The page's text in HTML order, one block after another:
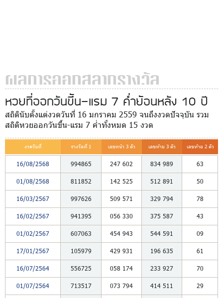
ผลการออกสลากรางวัล
หวยที่ออกวันขึ้น-แรม 7 ค่ำย้อนหลัง 10 ปี
สถิตินับตั้งแต่งวดวันที่ 16 มกราคม 2559 จนถึงงวดปัจจุบัน รวม
สถิติหวยออกวันขึ้น-แรม 7 ค่ำทั้งหมด 15 งวด
งวดวันที่ รางวัลที่ 1 เลขหน้า 3 ตัว เลขท้าย 3 ตัว เลขท้าย 2 ตัว
16/08/2568 994865 247 602 834 989 63
01/08/2568 811852 142 525 512 891 50
16/03/2567 997626 509 571 329 794 78
16/02/2567 941395 056 330 375 587 43
01/02/2567 607063 454 943 544 591 09
17/01/2567 105979 429 931 196 635 61
16/07/2564 556725 058 174 233 927 70
01/07/2564 713517 073 794 414 511 29